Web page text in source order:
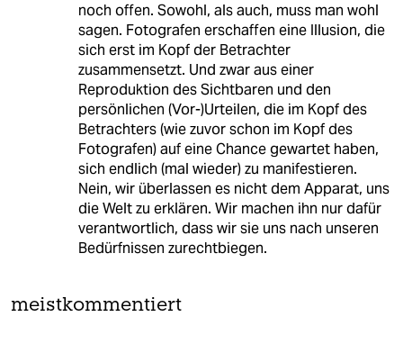
noch offen. Sowohl, als auch, muss man wohl
sagen. Fotografen erschaffen eine Illusion, die
sich erst im Kopf der Betrachter
zusammensetzt. Und zwar aus einer
Reproduktion des Sichtbaren und den
persönlichen (Vor-)Urteilen, die im Kopf des
Betrachters (wie zuvor schon im Kopf des
Fotografen) auf eine Chance gewartet haben,
sich endlich (mal wieder) zu manifestieren.
Nein, wir überlassen es nicht dem Apparat, uns
die Welt zu erklären. Wir machen ihn nur dafür
verantwortlich, dass wir sie uns nach unseren
Bedürfnissen zurechtbiegen.
meistkommentiert